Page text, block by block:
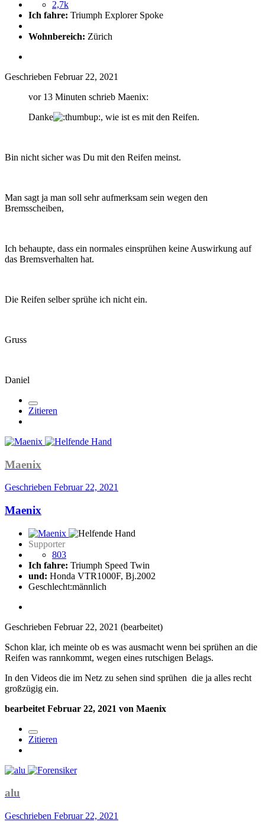
2,7k
Ich fahre: Triumph Explorer Spoke
Wohnbereich: Zürich
Geschrieben Februar 22, 2021
vor 13 Minuten schrieb Maenix:
Danke
, wie ist es mit den Reifen.
Bin nicht sicher was Du mit den Reifen meinst.
Man sagt ja man soll sehr aufmerksam sein wegen den
Bremsscheiben,
Ich behaupte, dass ein normales einsprühen keine Auswirkung auf
das Bremsverhalten hat.
Die Reifen selber sprühe ich nicht ein.
Gruss
Daniel
Zitieren
Maenix
Geschrieben Februar 22, 2021
Maenix
Supporter
803
Ich fahre: Triumph Speed Twin
und: Honda VTR1000F, Bj.2002
Geschlecht:männlich
Geschrieben Februar 22, 2021 (bearbeitet)
Schon klar, ich meinte ob es was ausmacht wenn bei sprühen an die
Reifen was rannkommt, wegen eines rutschigen Belags.
In den Videos die im Netz zu sehen sind sprühen die ja alles recht
großzügig ein.
bearbeitet Februar 22, 2021 von Maenix
Zitieren
alu
Geschrieben Februar 22, 2021